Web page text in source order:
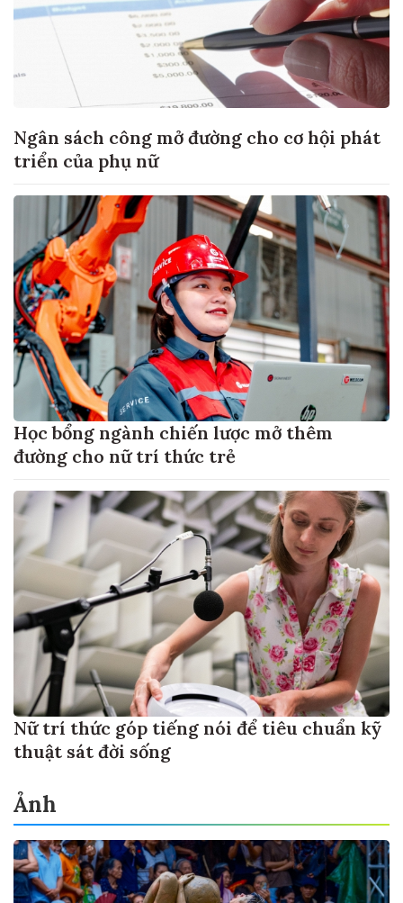
Ngân sách công mở đường cho cơ hội phát
triển của phụ nữ
Học bổng ngành chiến lược mở thêm
đường cho nữ trí thức trẻ
Nữ trí thức góp tiếng nói để tiêu chuẩn kỹ
thuật sát đời sống
Ảnh